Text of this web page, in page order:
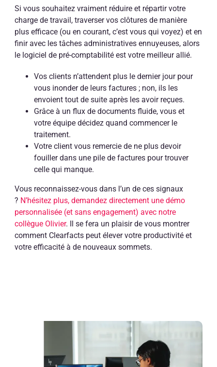
Si vous souhaitez vraiment réduire et répartir votre
charge de travail, traverser vos clôtures de manière
plus efficace (ou en courant, c’est vous qui voyez) et en
finir avec les tâches administratives ennuyeuses, alors
le logiciel de pré-comptabilité est votre meilleur allié.
Vos clients n’attendent plus le dernier jour pour
vous inonder de leurs factures ; non, ils les
envoient tout de suite après les avoir reçues.
Grâce à un flux de documents fluide, vous et
votre équipe décidez quand commencer le
traitement.
Votre client vous remercie de ne plus devoir
fouiller dans une pile de factures pour trouver
celle qui manque.
Vous reconnaissez-vous dans l’un de ces signaux
? N’hésitez plus, demandez directement une démo
personnalisée (et sans engagement) avec notre
collègue Olivier. Il se fera un plaisir de vous montrer
comment Clearfacts peut élever votre productivité et
votre efficacité à de nouveaux sommets.